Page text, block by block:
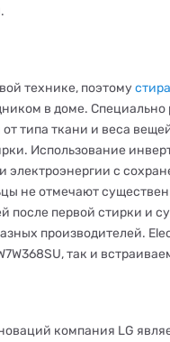
технике, поэтому
в доме. Специально
типа ткани и веса
Использование
с
не отмечают
после первой стирки и
производителей.
так и
компания LG